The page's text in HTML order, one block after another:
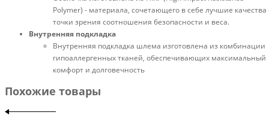
Polymer) - материала, сочетающего в себе лучшие качества
точки зрения соотношения безопасности и веса.
Внутренняя подкладка
Внутренняя подкладка шлема изготовлена из комбинации
гипоаллергенных тканей, обеспечивающих максимальный
комфорт и долговечность
Похожие товары